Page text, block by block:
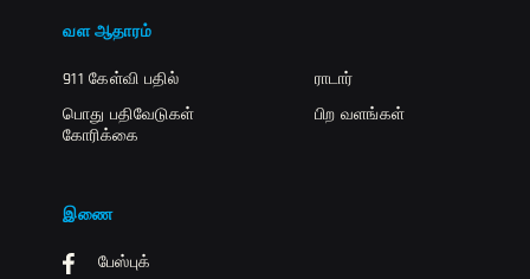
வள ஆதாரம்
911 கேள்வி பதில்
பொது பதிவேடுகள்
கோரிக்கை
ராடார்
பிற வளங்கள்
இணை
பேஸ்புக்